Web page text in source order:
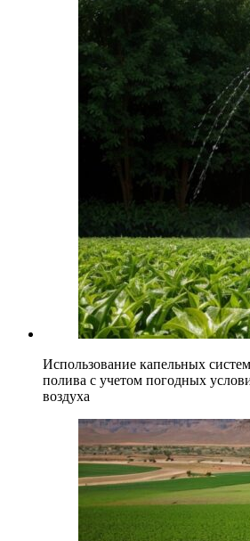
Использование капельных
полива с учетом погодных
воздуха